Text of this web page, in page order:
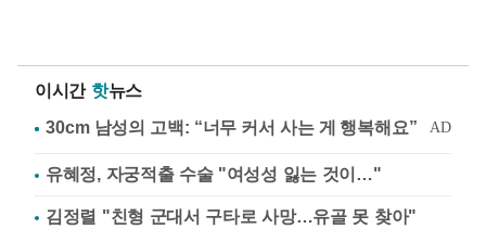
이시간 핫뉴스
유혜정, 자궁적출 수술 "여성성 잃는 것이…"
김정렬 "친형 군대서 구타로 사망…유골 못 찾아"